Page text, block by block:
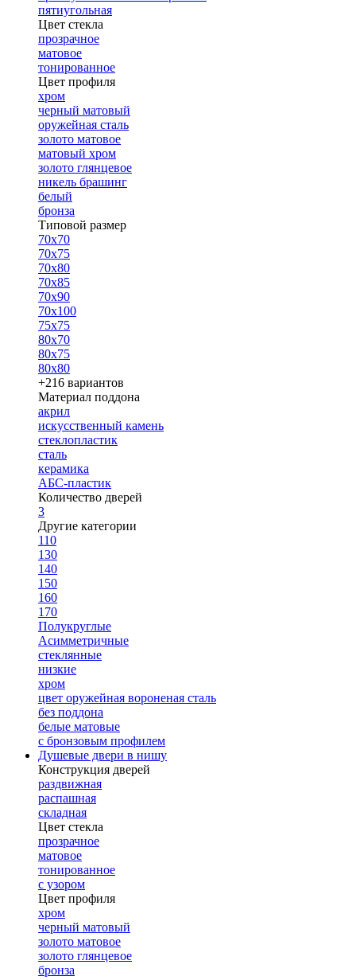
пятиугольная
Цвет стекла
прозрачное
матовое
тонированное
Цвет профиля
хром
черный матовый
оружейная сталь
золото матовое
матовый хром
золото глянцевое
никель брашинг
белый
бронза
Типовой размер
70х70
70х75
70х80
70х85
70х90
70х100
75х75
80х70
80х75
80х80
+216 вариантов
Материал поддона
акрил
искусственный камень
стеклопластик
сталь
керамика
АБС-пластик
Количество дверей
3
Другие категории
110
130
140
150
160
170
Полукруглые
Асимметричные
стеклянные
низкие
хром
цвет оружейная вороненая сталь
без поддона
белые матовые
с бронзовым профилем
Душевые двери в нишу
Конструкция дверей
раздвижная
распашная
складная
Цвет стекла
прозрачное
матовое
тонированное
с узором
Цвет профиля
хром
черный матовый
золото матовое
золото глянцевое
бронза